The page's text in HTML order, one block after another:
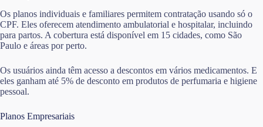
Os planos individuais e familiares permitem contratação usando só o
CPF. Eles oferecem atendimento ambulatorial e hospitalar, incluindo
para partos. A cobertura está disponível em 15 cidades, como São
Paulo e áreas por perto.
Os usuários ainda têm acesso a descontos em vários medicamentos. E
eles ganham até 5% de desconto em produtos de perfumaria e higiene
pessoal.
Planos Empresariais